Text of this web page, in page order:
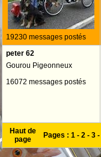
19230 messages postés
peter 62
Gourou Pigeonneux
16072 messages postés
Haut de
page
Pages : 1 - 2 - 3 -